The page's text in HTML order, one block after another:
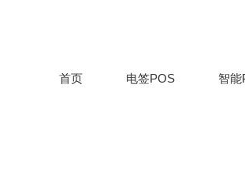
首页 电签POS 智能